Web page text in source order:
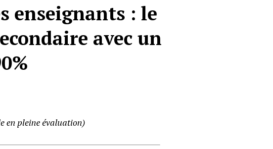
enseignants : le
avec un
en pleine évaluation)